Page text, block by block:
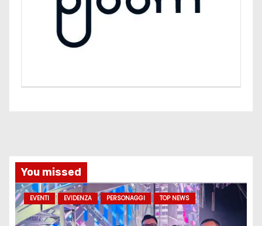
You missed
EVENTI EVIDENZA PERSONAGGI TOP NEWS